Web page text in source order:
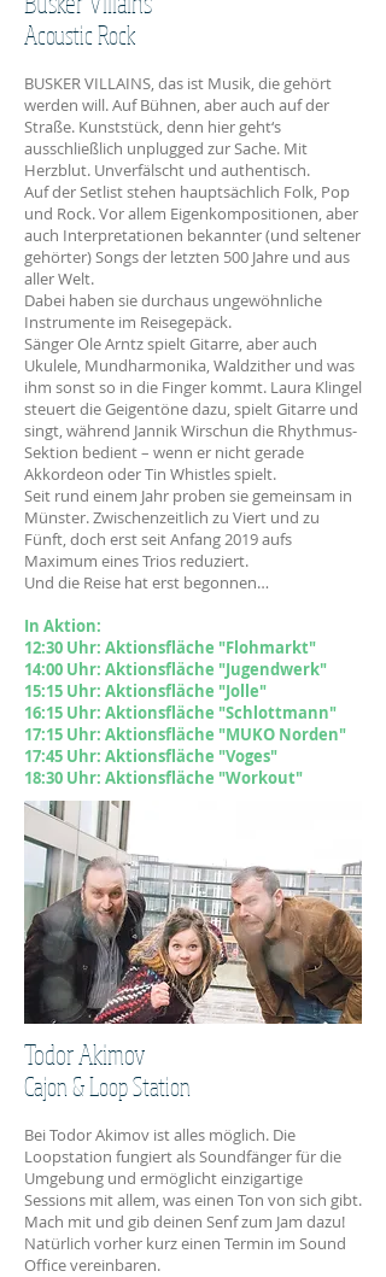
Acoustic Rock
BUSKER VILLAINS, das ist Musik, die gehört
werden will. Auf Bühnen, aber auch auf der
Straße. Kunststück, denn hier geht‘s
ausschließlich unplugged zur Sache. Mit
Herzblut. Unverfälscht und authentisch.
Auf der Setlist stehen hauptsächlich Folk, Pop
und Rock. Vor allem Eigenkompositionen, aber
auch Interpretationen bekannter (und seltener
gehörter) Songs der letzten 500 Jahre und aus
aller Welt.
Dabei haben sie durchaus ungewöhnliche
Instrumente im Reisegepäck.
Sänger Ole Arntz spielt Gitarre, aber auch
Ukulele, Mundharmonika, Waldzither und was
ihm sonst so in die Finger kommt. Laura Klingel
steuert die Geigentöne dazu, spielt Gitarre und
singt, während Jannik Wirschun die Rhythmus-
Sektion bedient – wenn er nicht gerade
Akkordeon oder Tin Whistles spielt.
Seit rund einem Jahr proben sie gemeinsam in
Münster. Zwischenzeitlich zu Viert und zu
Fünft, doch erst seit Anfang 2019 aufs
Maximum eines Trios reduziert.
Und die Reise hat erst begonnen…
In Aktion:
12:30 Uhr: Aktionsfläche "Flohmarkt"
14:00 Uhr: Aktionsfläche "Jugendwerk"
15:15 Uhr: Aktionsfläche "Jolle"
16:15 Uhr: Aktionsfläche "Schlottmann"
17:15 Uhr: Aktionsfläche "MUKO Norden"
17:45 Uhr: Aktionsfläche "Voges"
18:30 Uhr: Aktionsfläche "Workout"
Todor Akimov
Cajon & Loop Station
Bei Todor Akimov ist alles möglich. Die
Loopstation fungiert als Soundfänger für die
Umgebung und ermöglicht einzigartige
Sessions mit allem, was einen Ton von sich gibt.
Mach mit und gib deinen Senf zum Jam dazu!
Natürlich vorher kurz einen Termin im Sound
Office vereinbaren.